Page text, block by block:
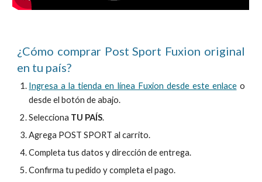
¿Cómo comprar Post Sport Fuxion original
en tu país?
Ingresa a la tienda en línea Fuxion desde este enlaceo
desde el botón de abajo.
Selecciona TU PAÍS.
Agrega POST SPORT al carrito.
Completa tus datosy dirección de entrega.
Confirmatu pedido y completa elpago.